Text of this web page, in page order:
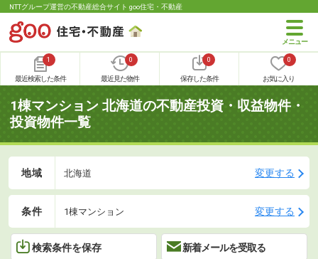
NTTグループ運営の不動産総合サイト goo住宅・不動産
1
最近検索した条件
0
最近見た物件
0
保存した条件
0
お気に入り
1棟マンション 北海道の不動産投資・収益物件・
投資物件一覧
地域 北海道 変更する
条件 1棟マンション 変更する
検索条件を保存 新着メールを受取る